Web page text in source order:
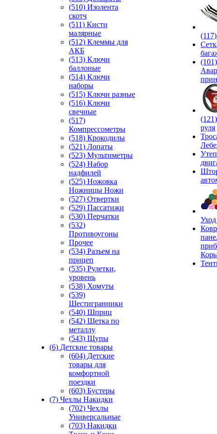
(510) Изолента
скотч
(511) Кисти
малярные
(512) Клеммы для
АКБ
(513) Ключи
баллоные
(514) Ключи
наборы
(515) Ключи разные
(516) Ключи
свечные
(517)
Компрессометры
(518) Крокодилы
(521) Лопаты
(523) Мультиметры
(524) Набор
надфилей
(525) Ножовка
Ножницы Ножи
(527) Отвертки
(529) Пассатижи
(530) Перчатки
(532)
Противоугоны
Прочее
(534) Разъем на
прицеп
(535) Рулетки,
уровень
(538) Хомуты
(539)
Шестигранники
(540) Шприц
(542) Щетка по
металлу
(543) Щупы
(6) Детские товары
(604) Детские
товары для
комфортной
поездки
(603) Бустеры
(7) Чехлы Накидки
(702) Чехлы
Универсальные
(703) Накидки
(101)
руля
Уход